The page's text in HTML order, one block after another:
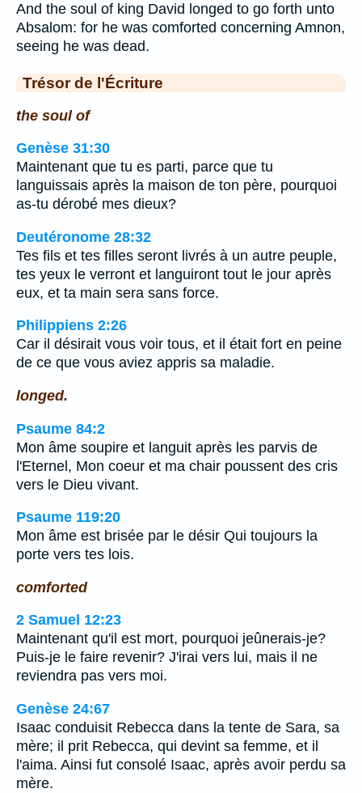
And the soul of king David longed to go forth unto
Absalom: for he was comforted concerning Amnon,
seeing he was dead.
Trésor de l'Écriture
the soul of
Genèse 31:30
Maintenant que tu es parti, parce que tu
languissais après la maison de ton père, pourquoi
as-tu dérobé mes dieux?
Deutéronome 28:32
Tes fils et tes filles seront livrés à un autre peuple,
tes yeux le verront et languiront tout le jour après
eux, et ta main sera sans force.
Philippiens 2:26
Car il désirait vous voir tous, et il était fort en peine
de ce que vous aviez appris sa maladie.
longed.
Psaume 84:2
Mon âme soupire et languit après les parvis de
l'Eternel, Mon coeur et ma chair poussent des cris
vers le Dieu vivant.
Psaume 119:20
Mon âme est brisée par le désir Qui toujours la
porte vers tes lois.
comforted
2 Samuel 12:23
Maintenant qu'il est mort, pourquoi jeûnerais-je?
Puis-je le faire revenir? J'irai vers lui, mais il ne
reviendra pas vers moi.
Genèse 24:67
Isaac conduisit Rebecca dans la tente de Sara, sa
mère; il prit Rebecca, qui devint sa femme, et il
l'aima. Ainsi fut consolé Isaac, après avoir perdu sa
mère.